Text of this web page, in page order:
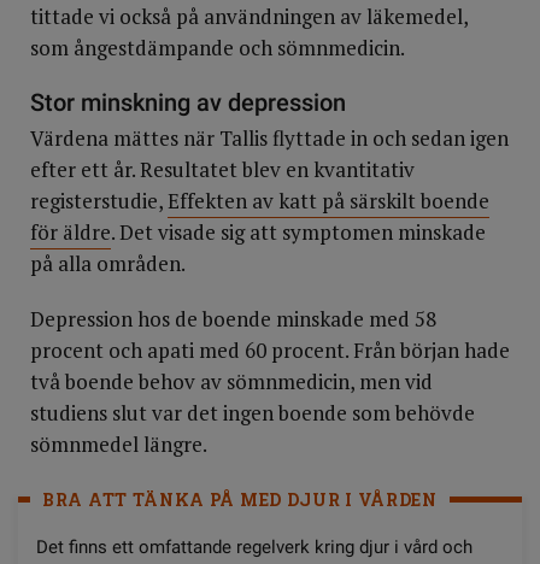
tittade vi också på användningen av läkemedel,
som ångestdämpande och sömnmedicin.
Stor minskning av depression
Värdena mättes när Tallis flyttade in och sedan igen
efter ett år. Resultatet blev en kvantitativ
registerstudie,Effekten av katt på särskilt boende
för äldre. Det visade sig att symptomen minskade
på alla områden.
Depression hos de boende minskade med 58
procent och apati med 60 procent. Från början hade
två boende behov av sömnmedicin, men vid
studiens slut var det ingen boende som behövde
sömnmedel längre.
BRA ATT TÄNKA PÅ MED DJUR I VÅRDEN
Det finns ett omfattande regelverk kring djur i vård och